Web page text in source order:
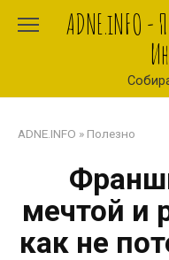
ADNE.iNFO
ADNE.INFO » Полезно
мечтой и
как не